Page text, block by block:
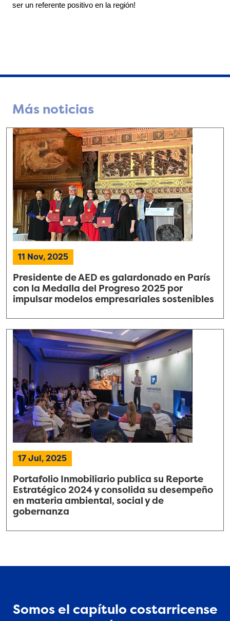
ser un referente positivo en la región!
Más noticias
11 Nov, 2025
Presidente de AED es galardonado en París
con la Medalla del Progreso 2025 por
impulsar modelos empresariales sostenibles
17 Jul, 2025
Portafolio Inmobiliario publica su Reporte
Estratégico 2024 y consolida su desempeño
en materia ambiental, social y de
gobernanza
Somos el capítulo costarricense